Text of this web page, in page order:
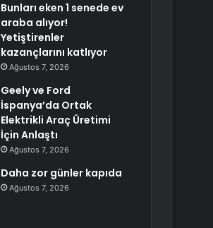
Bunları eken 1 senede ev
araba alıyor!
Yetiştirenler
kazançlarını katlıyor
Ağustos 7, 2026
Geely ve Ford
İspanya’da Ortak
Elektrikli Araç Üretimi
İçin Anlaştı
Ağustos 7, 2026
Daha zor günler kapıda
Ağustos 7, 2026